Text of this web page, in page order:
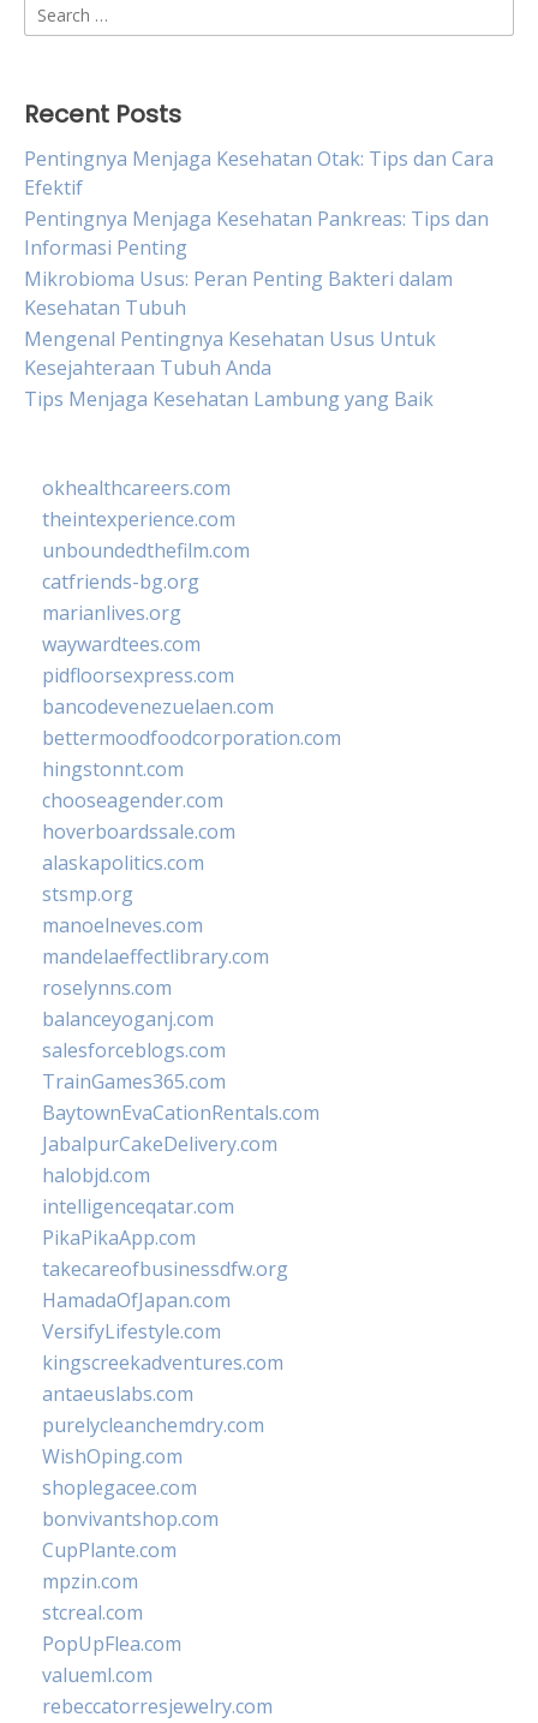
Search
for:
Recent Posts
Pentingnya Menjaga Kesehatan Otak: Tips dan Cara
Efektif
Pentingnya Menjaga Kesehatan Pankreas: Tips dan
Informasi Penting
Mikrobioma Usus: Peran Penting Bakteri dalam
Kesehatan Tubuh
Mengenal Pentingnya Kesehatan Usus Untuk
Kesejahteraan Tubuh Anda
Tips Menjaga Kesehatan Lambung yang Baik
okhealthcareers.com
theintexperience.com
unboundedthefilm.com
catfriends-bg.org
marianlives.org
waywardtees.com
pidfloorsexpress.com
bancodevenezuelaen.com
bettermoodfoodcorporation.com
hingstonnt.com
chooseagender.com
hoverboardssale.com
alaskapolitics.com
stsmp.org
manoelneves.com
mandelaeffectlibrary.com
roselynns.com
balanceyoganj.com
salesforceblogs.com
TrainGames365.com
BaytownEvaCationRentals.com
JabalpurCakeDelivery.com
halobjd.com
intelligenceqatar.com
PikaPikaApp.com
takecareofbusinessdfw.org
HamadaOfJapan.com
VersifyLifestyle.com
kingscreekadventures.com
antaeuslabs.com
purelycleanchemdry.com
WishOping.com
shoplegacee.com
bonvivantshop.com
CupPlante.com
mpzin.com
stcreal.com
PopUpFlea.com
valueml.com
rebeccatorresjewelry.com